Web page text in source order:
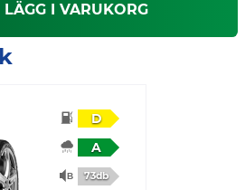
LÄGG I VARUKORG
D
A
73db